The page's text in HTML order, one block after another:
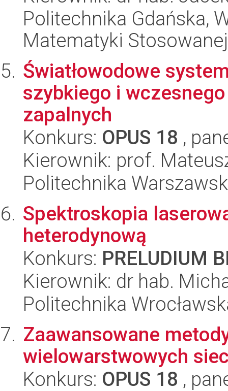
Politechnika Gdańska,
Matematyki Stosowanej
Światłowodowe
szybkiego i
zapalnych
Konkurs: OPUS 18 ,
Kierownik: prof.
Politechnika
Spektroskopia
heterodynową
Konkurs: PRELUDIUM
Kierownik: dr hab.
Politechnika
Zaawansowane
wielowarstwowych
Konkurs: OPUS 18 ,